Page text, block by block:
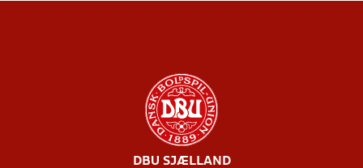
DBU SJÆLLAND